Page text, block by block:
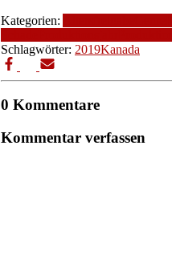
Kategorien:
Schlagwörter: 2019Kanada
0 Kommentare
Kommentar verfassen